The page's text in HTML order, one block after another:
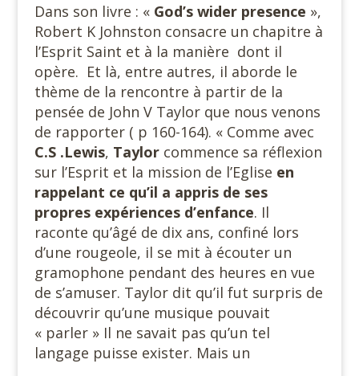
Dans son livre : « God’s wider presence »,
Robert K Johnston consacre un chapitre à
l’Esprit Saint et à la manière dont il
opère. Et là, entre autres, il aborde le
thème de la rencontre à partir de la
pensée de John V Taylor que nous venons
de rapporter ( p 160-164). « Comme avec
C.S .Lewis, Taylorcommence sa réflexion
sur l’Esprit et la mission de l’Eglise en
rappelant ce qu’il a appris de ses
propres expériences d’enfance. Il
raconte qu’âgé de dix ans, confiné lors
d’une rougeole, il se mit à écouter un
gramophone pendant des heures en vue
de s’amuser. Taylor dit qu’il fut surpris de
découvrir qu’une musique pouvait
« parler » Il ne savait pas qu’un tel
langage puisse exister. Mais un